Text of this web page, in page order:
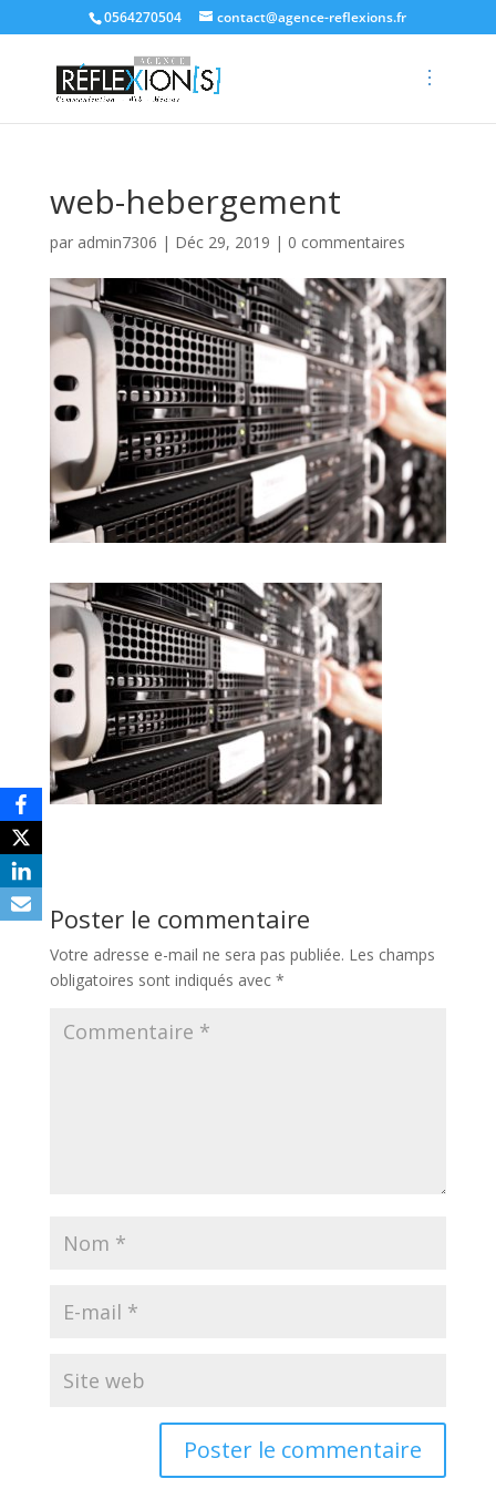
0564270504 contact@agence-reflexions.fr
web-hebergement
par admin7306 | Déc 29, 2019 | 0 commentaires
Poster le commentaire
Votre adresse e-mail ne sera pas publiée. Les champs
obligatoires sont indiqués avec *